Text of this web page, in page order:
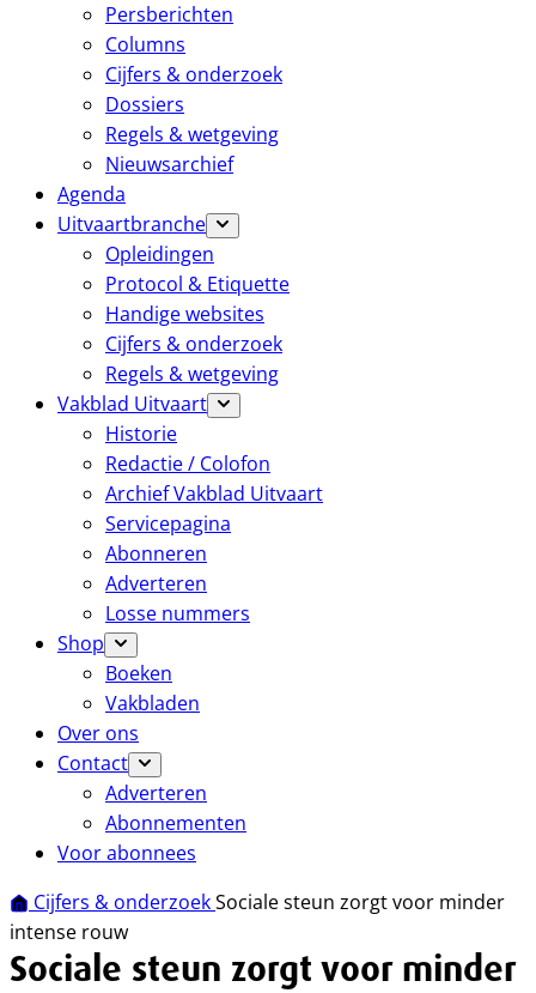
Persberichten
Columns
Cijfers & onderzoek
Dossiers
Regels & wetgeving
Nieuwsarchief
Agenda
Uitvaartbranche
Opleidingen
Protocol & Etiquette
Handige websites
Cijfers & onderzoek
Regels & wetgeving
Vakblad Uitvaart
Historie
Redactie / Colofon
Archief Vakblad Uitvaart
Servicepagina
Abonneren
Adverteren
Losse nummers
Shop
Boeken
Vakbladen
Over ons
Contact
Adverteren
Abonnementen
Voor abonnees
Cijfers & onderzoekSociale steun zorgt voor minder
intense rouw
Sociale steun zorgt voor minder